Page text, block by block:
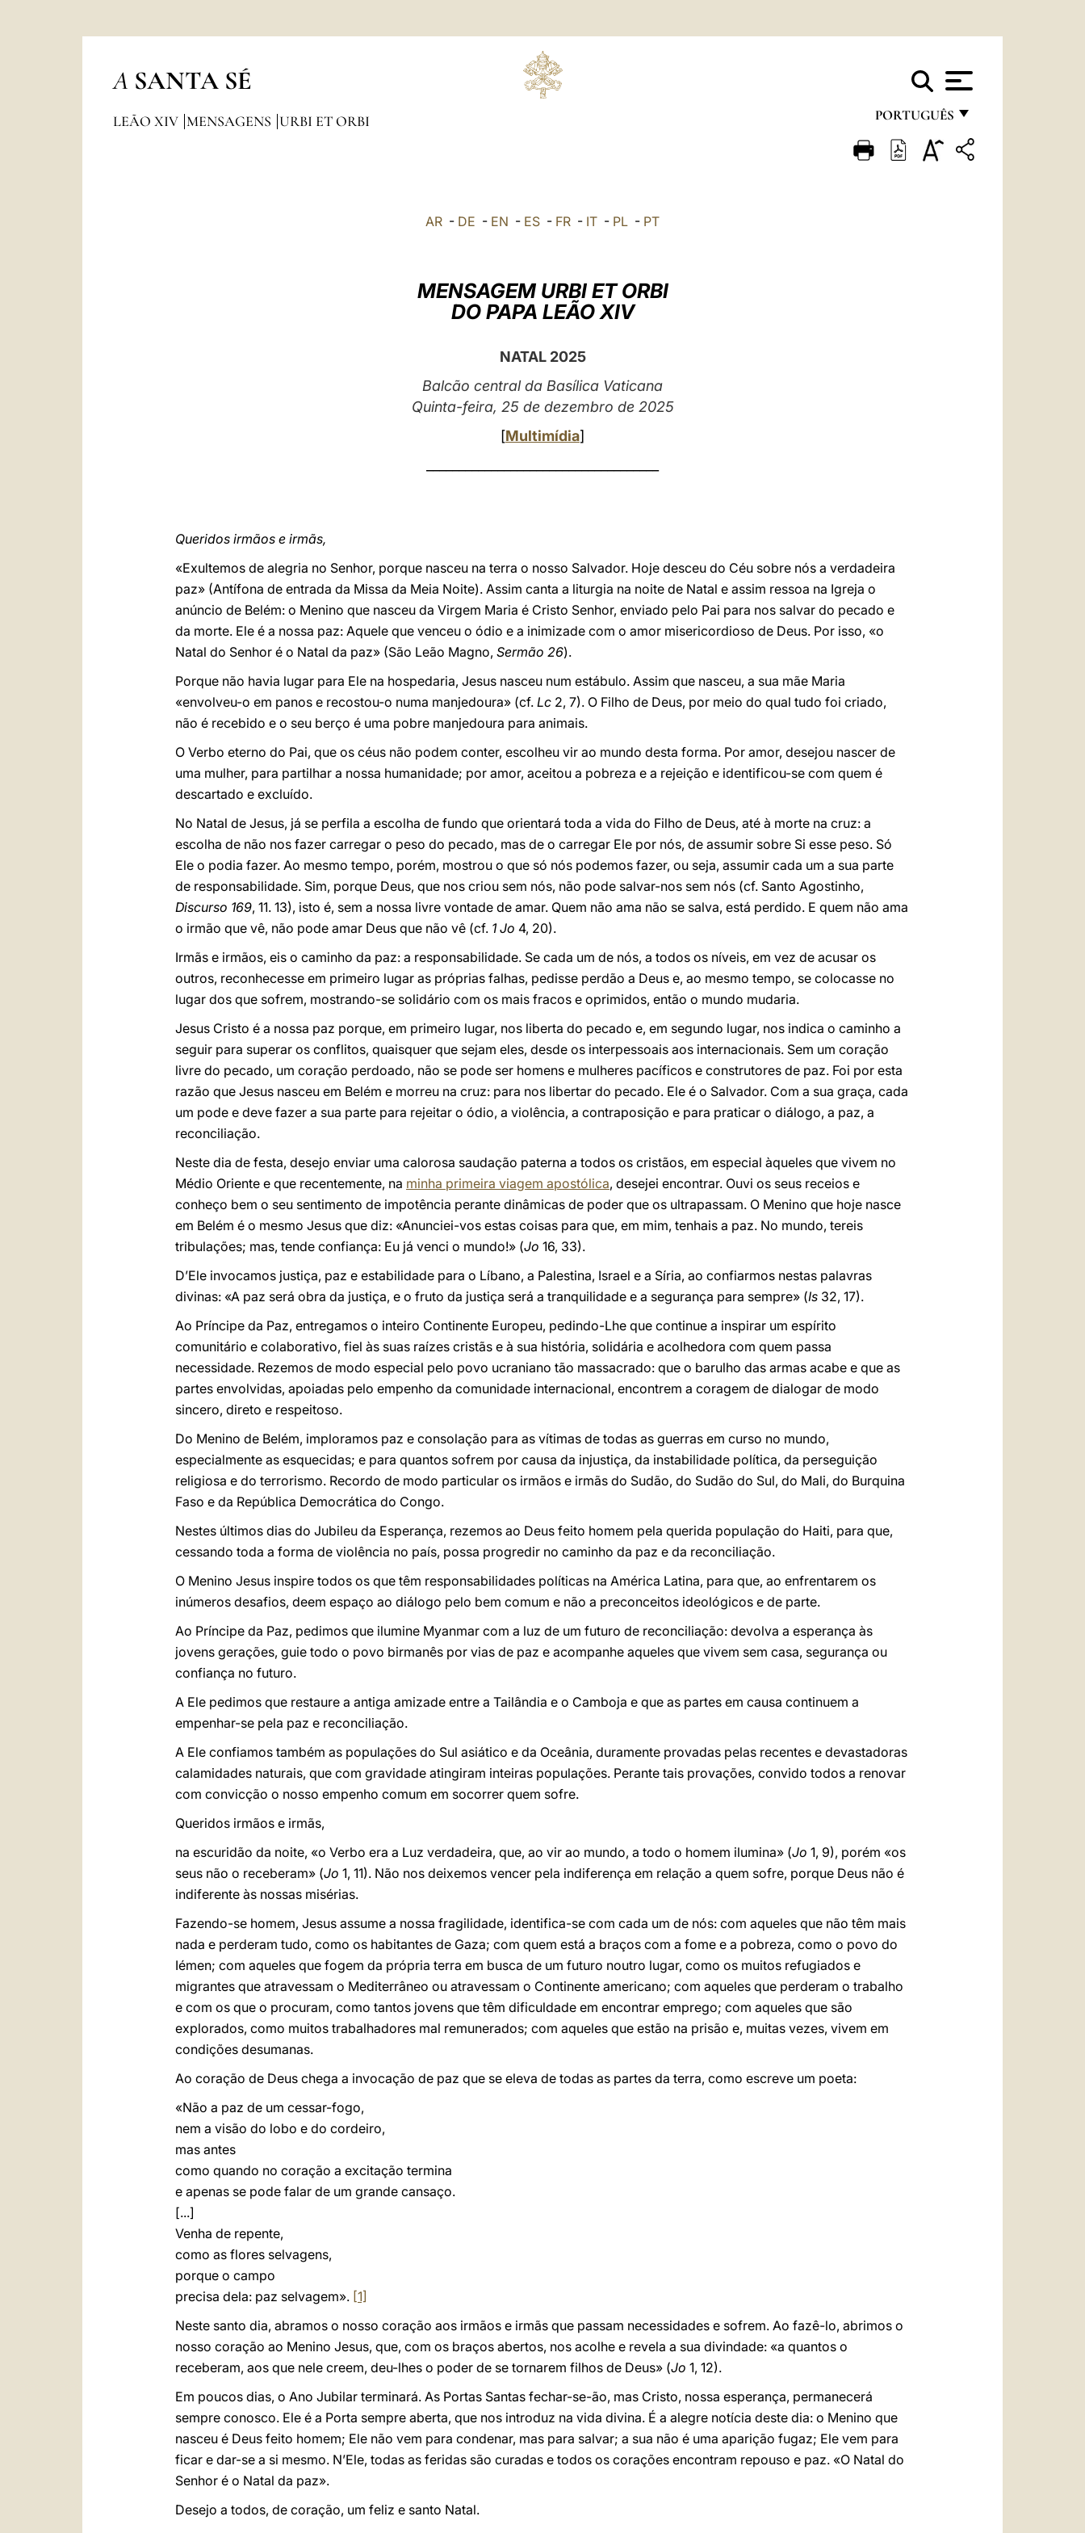
A SANTA SÉ
PORTUGUÊS
FRANÇAIS
LEÃO XIV MENSAGENS URBI ET ORBI
AR - DE - EN - ES - FR - IT - PL - PT
MENSAGEM URBI ET ORBI
DO PAPA LEÃO XIV
NATAL 2025
Balcão central da Basílica Vaticana
Quinta-feira, 25 de dezembro de 2025
[Multimídia]
Queridos irmãos e irmãs,
«Exultemos de alegria no Senhor, porque nasceu na terra o nosso Salvador. Hoje desceu do Céu sobre nós a verdadeira
paz» (Antífona de entrada da Missa da Meia Noite). Assim canta a liturgia na noite de Natal e assim ressoa na Igreja o
anúncio de Belém: o Menino que nasceu da Virgem Maria é Cristo Senhor, enviado pelo Pai para nos salvar do pecado e
da morte. Ele é a nossa paz: Aquele que venceu o ódio e a inimizade com o amor misericordioso de Deus. Por isso, «o
Natal do Senhor é o Natal da paz» (São Leão Magno, Sermão 26).
Porque não havia lugar para Ele na hospedaria, Jesus nasceu num estábulo. Assim que nasceu, a sua mãe Maria
«envolveu-o em panos e recostou-o numa manjedoura» (cf. Lc 2, 7). O Filho de Deus, por meio do qual tudo foi criado,
não é recebido e o seu berço é uma pobre manjedoura para animais.
O Verbo eterno do Pai, que os céus não podem conter, escolheu vir ao mundo desta forma. Por amor, desejou nascer de
uma mulher, para partilhar a nossa humanidade; por amor, aceitou a pobreza e a rejeição e identificou-se com quem é
descartado e excluído.
No Natal de Jesus, já se perfila a escolha de fundo que orientará toda a vida do Filho de Deus, até à morte na cruz: a
escolha de não nos fazer carregar o peso do pecado, mas de o carregar Ele por nós, de assumir sobre Si esse peso. Só
Ele o podia fazer. Ao mesmo tempo, porém, mostrou o que só nós podemos fazer, ou seja, assumir cada um a sua parte
de responsabilidade. Sim, porque Deus, que nos criou sem nós, não pode salvar-nos sem nós (cf. Santo Agostinho,
Discurso 169, 11. 13), isto é, sem a nossa livre vontade de amar. Quem não ama não se salva, está perdido. E quem não ama
o irmão que vê, não pode amar Deus que não vê (cf. 1 Jo 4, 20).
Irmãs e irmãos, eis o caminho da paz: a responsabilidade. Se cada um de nós, a todos os níveis, em vez de acusar os
outros, reconhecesse em primeiro lugar as próprias falhas, pedisse perdão a Deus e, ao mesmo tempo, se colocasse no
lugar dos que sofrem, mostrando-se solidário com os mais fracos e oprimidos, então o mundo mudaria.
Jesus Cristo é a nossa paz porque, em primeiro lugar, nos liberta do pecado e, em segundo lugar, nos indica o caminho a
seguir para superar os conflitos, quaisquer que sejam eles, desde os interpessoais aos internacionais. Sem um coração
livre do pecado, um coração perdoado, não se pode ser homens e mulheres pacíficos e construtores de paz. Foi por esta
razão que Jesus nasceu em Belém e morreu na cruz: para nos libertar do pecado. Ele é o Salvador. Com a sua graça, cada
um pode e deve fazer a sua parte para rejeitar o ódio, a violência, a contraposição e para praticar o diálogo, a paz, a
reconciliação.
Neste dia de festa, desejo enviar uma calorosa saudação paterna a todos os cristãos, em especial àqueles que vivem no
Médio Oriente e que recentemente, na minha primeira viagem apostólica, desejei encontrar. Ouvi os seus receios e
conheço bem o seu sentimento de impotência perante dinâmicas de poder que os ultrapassam. O Menino que hoje nasce
em Belém é o mesmo Jesus que diz: «Anunciei-vos estas coisas para que, em mim, tenhais a paz. No mundo, tereis
tribulações; mas, tende confiança: Eu já venci o mundo!» (Jo 16, 33).
D’Ele invocamos justiça, paz e estabilidade para o Líbano, a Palestina, Israel e a Síria, ao confiarmos nestas palavras
divinas: «A paz será obra da justiça, e o fruto da justiça será a tranquilidade e a segurança para sempre» (Is 32, 17).
Ao Príncipe da Paz, entregamos o inteiro Continente Europeu, pedindo-Lhe que continue a inspirar um espírito
comunitário e colaborativo, fiel às suas raízes cristãs e à sua história, solidária e acolhedora com quem passa
necessidade. Rezemos de modo especial pelo povo ucraniano tão massacrado: que o barulho das armas acabe e que as
partes envolvidas, apoiadas pelo empenho da comunidade internacional, encontrem a coragem de dialogar de modo
sincero, direto e respeitoso.
Do Menino de Belém, imploramos paz e consolação para as vítimas de todas as guerras em curso no mundo,
especialmente as esquecidas; e para quantos sofrem por causa da injustiça, da instabilidade política, da perseguição
religiosa e do terrorismo. Recordo de modo particular os irmãos e irmãs do Sudão, do Sudão do Sul, do Mali, do Burquina
Faso e da República Democrática do Congo.
Nestes últimos dias do Jubileu da Esperança, rezemos ao Deus feito homem pela querida população do Haiti, para que,
cessando toda a forma de violência no país, possa progredir no caminho da paz e da reconciliação.
O Menino Jesus inspire todos os que têm responsabilidades políticas na América Latina, para que, ao enfrentarem os
inúmeros desafios, deem espaço ao diálogo pelo bem comum e não a preconceitos ideológicos e de parte.
Ao Príncipe da Paz, pedimos que ilumine Myanmar com a luz de um futuro de reconciliação: devolva a esperança às
jovens gerações, guie todo o povo birmanês por vias de paz e acompanhe aqueles que vivem sem casa, segurança ou
confiança no futuro.
A Ele pedimos que restaure a antiga amizade entre a Tailândia e o Camboja e que as partes em causa continuem a
empenhar-se pela paz e reconciliação.
A Ele confiamos também as populações do Sul asiático e da Oceânia, duramente provadas pelas recentes e devastadoras
calamidades naturais, que com gravidade atingiram inteiras populações. Perante tais provações, convido todos a renovar
com convicção o nosso empenho comum em socorrer quem sofre.
Queridos irmãos e irmãs,
na escuridão da noite, «o Verbo era a Luz verdadeira, que, ao vir ao mundo, a todo o homem ilumina» (Jo 1, 9), porém «os
seus não o receberam» (Jo 1, 11). Não nos deixemos vencer pela indiferença em relação a quem sofre, porque Deus não é
indiferente às nossas misérias.
Fazendo-se homem, Jesus assume a nossa fragilidade, identifica-se com cada um de nós: com aqueles que não têm mais
nada e perderam tudo, como os habitantes de Gaza; com quem está a braços com a fome e a pobreza, como o povo do
Iémen; com aqueles que fogem da própria terra em busca de um futuro noutro lugar, como os muitos refugiados e
migrantes que atravessam o Mediterrâneo ou atravessam o Continente americano; com aqueles que perderam o trabalho
e com os que o procuram, como tantos jovens que têm dificuldade em encontrar emprego; com aqueles que são
explorados, como muitos trabalhadores mal remunerados; com aqueles que estão na prisão e, muitas vezes, vivem em
condições desumanas.
Ao coração de Deus chega a invocação de paz que se eleva de todas as partes da terra, como escreve um poeta:
«Não a paz de um cessar-fogo,
nem a visão do lobo e do cordeiro,
mas antes
como quando no coração a excitação termina
e apenas se pode falar de um grande cansaço.
[...]
Venha de repente,
como as flores selvagens,
porque o campo
precisa dela: paz selvagem». [1]
Neste santo dia, abramos o nosso coração aos irmãos e irmãs que passam necessidades e sofrem. Ao fazê-lo, abrimos o
nosso coração ao Menino Jesus, que, com os braços abertos, nos acolhe e revela a sua divindade: «a quantos o
receberam, aos que nele creem, deu-lhes o poder de se tornarem filhos de Deus» (Jo 1, 12).
Em poucos dias, o Ano Jubilar terminará. As Portas Santas fechar-se-ão, mas Cristo, nossa esperança, permanecerá
sempre conosco. Ele é a Porta sempre aberta, que nos introduz na vida divina. É a alegre notícia deste dia: o Menino que
nasceu é Deus feito homem; Ele não vem para condenar, mas para salvar; a sua não é uma aparição fugaz; Ele vem para
ficar e dar-se a si mesmo. N’Ele, todas as feridas são curadas e todos os corações encontram repouso e paz. «O Natal do
Senhor é o Natal da paz».
Desejo a todos, de coração, um feliz e santo Natal.